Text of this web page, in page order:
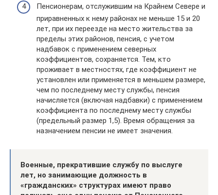
Пенсионерам, отслужившим на Крайнем Севере и
приравненных к нему районах не меньше 15 и 20
лет, при их переезде на место жительства за
пределы этих районов, пенсия, с учетом
надбавок с применением северных
коэффициентов, сохраняется. Тем, кто
проживает в местностях, где коэффициент не
установлен или применяется в меньшем размере,
чем по последнему месту службы, пенсия
начисляется (включая надбавки) с применением
коэффициента по последнему месту службы
(предельный размер 1,5). Время обращения за
назначением пенсии не имеет значения.
Военные, прекратившие службу по выслуге
лет, но занимающие должность в
«гражданских» структурах имеют право